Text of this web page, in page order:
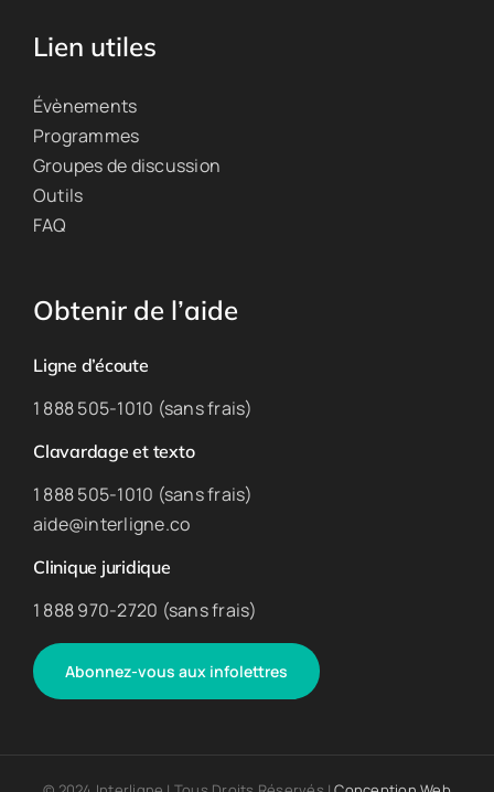
Lien utiles
Évènements
Programmes
Groupes de discussion
Outils
FAQ
Obtenir de l’aide
Ligne d’écoute
1 888 505-1010 (sans frais)
Clavardage et texto
1 888 505-1010 (sans frais)
aide@interligne.co
Clinique juridique
1 888 970-2720 (sans frais)
Abonnez-vous aux infolettres